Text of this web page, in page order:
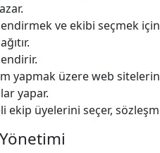
ve ekibi seçmek
yapmak üzere web
yapar.
ekip üyelerini seçer,